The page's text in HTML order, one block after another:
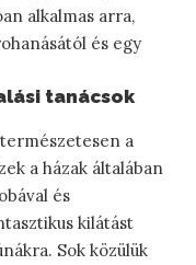
alkalmas arra,
és egy
tanácsok
a
a házak általában
és
kilátást
Sok közülük